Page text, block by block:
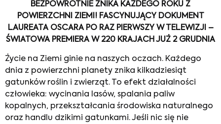
BEZPOWROTNIE ZNIKA KAŻDEGO ROKU Z
POWIERZCHNI ZIEMI! FASCYNUJĄCY DOKUMENT
LAUREATA OSCARA PO RAZ PIERWSZY W TELEWIZJI –
ŚWIATOWA PREMIERA W 220 KRAJACH JUŻ 2 GRUDNIA
Życie na Ziemi ginie na naszych oczach. Każdego
dnia z powierzchni planety znika kilkadziesiąt
gatunków roślin i zwierząt. To efekt działalności
człowieka: wycinania lasów, spalania paliw
kopalnych, przekształcania środowiska naturalnego
oraz handlu dzikimi gatunkami. Jeśli nic się nie